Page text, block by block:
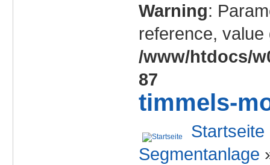
Warning:
reference, value
/www/htdocs/
87
timmels-
Startseite
Segmentanlage